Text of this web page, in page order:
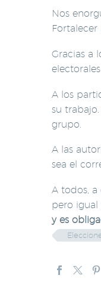
Nos
Gracias a
A los
su
grupo.
A las
sea el
A todos,
pero igual
y es